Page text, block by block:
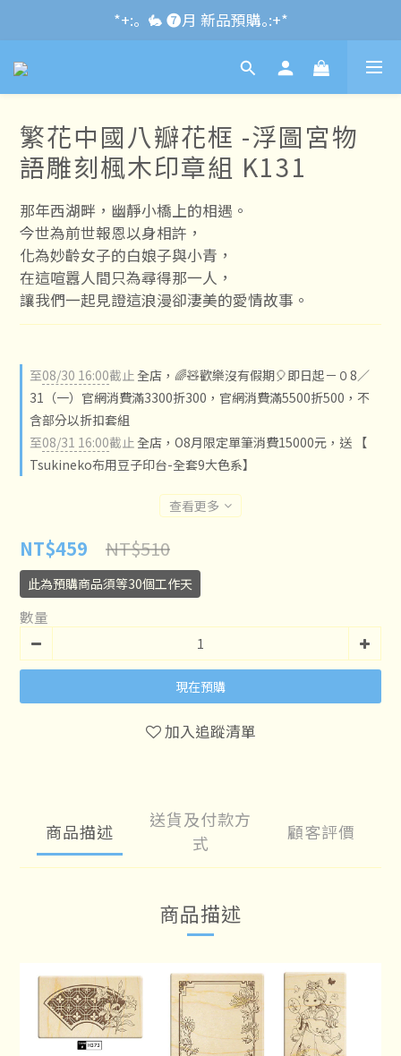
*+:｡\new / !🌌 官網消費滿千折百~RUN~:+*
*+:｡  🐇 ❼月 新品預購｡:+*
*+:｡     ❼月活動公告｡:+*
*+:｡\new / !🌌 官網消費滿千折百~RUN~:+*
繁花中國八瓣花框 -浮圖宮物
語雕刻楓木印章組 K131
那年西湖畔，幽靜小橋上的相遇。
今世為前世報恩以身相許，
化為妙齡女子的白娘子與小青，
在這喧囂人間只為尋得那一人，
讓我們一起見證這浪漫卻淒美的愛情故事。
至08/30 16:00截止全店，🌈🧸歡樂沒有假期🎈即日起－０8／
31（一）官網消費滿3300折300，官網消費滿5500折500，不
含部分以折扣套組
至08/31 16:00截止全店，O8月限定單筆消費15000元，送 【
Tsukineko布用豆子印台-全套9大色系】
查看更多
NT$459 NT$510
此為預購商品須等30個工作天
數量
現在預購
加入追蹤清單
商品描述
送貨及付款方
式
顧客評價
商品描述